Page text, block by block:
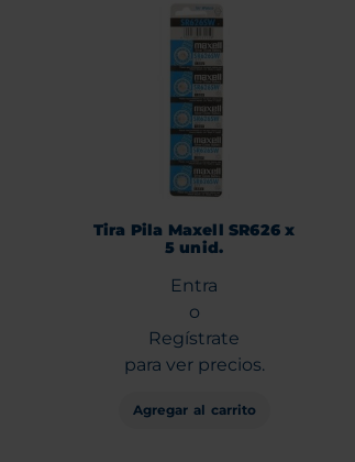
Tira Pila Maxell SR626 x
5 unid.
Entra
o
Regístrate
para ver precios.
Agregar al carrito